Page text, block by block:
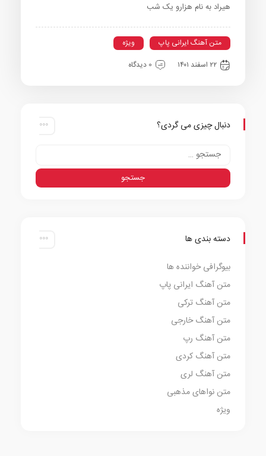
هیراد به نام هزارو یک شب
متن آهنگ ایرانی پاپ
ویژه
۲۲ اسفند ۱۴۰۱
0 دیدگاه
دنبال چیزی می گردی؟
دسته بندی ها
بیوگرافی خواننده ها
متن آهنگ ایرانی پاپ
متن آهنگ ترکی
متن آهنگ خارجی
متن آهنگ رپ
متن آهنگ کردی
متن آهنگ لری
متن نواهای مذهبی
ویژه